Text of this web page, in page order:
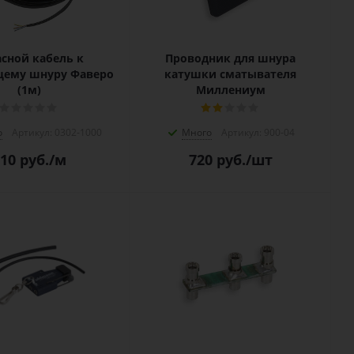
кабель к
шнуру Фаверо
(1м)
руб./м
Проводник для шнура
катушки сматывателя
Миллениум
Много
720руб./шт